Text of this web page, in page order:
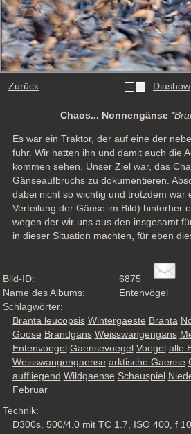
Zurück Diashow
Chaos... Nonnengänse
Es war ein Traktor, der auf eine der
fuhr. Wir hatten ihn und damit auch die
kommen sehen. Unser Ziel war, das
Gänseaufbruchs zu dokumentieren.
dabei nicht so wichtig und trotzdem war
Verteilung der Gänse im Bild) hinterher
wegen der wir uns aus den insgesamt
in dieser Situation machten, für eben
Bild-ID:
6875
Name des Albums:
Entenvögel
Schlagwörter:
Branta leucopsis Wintergaeste Branta
Goose Brandgans Weisswangengans
Entenvoegel Gaensevoegel Voegel alle
Weisswangengaense arktische Gaense
auffliegend Wildgaense Schauspiel
Februar
Technik:
D300s, 500/4.0 mit TC 1.7, ISO 400, f